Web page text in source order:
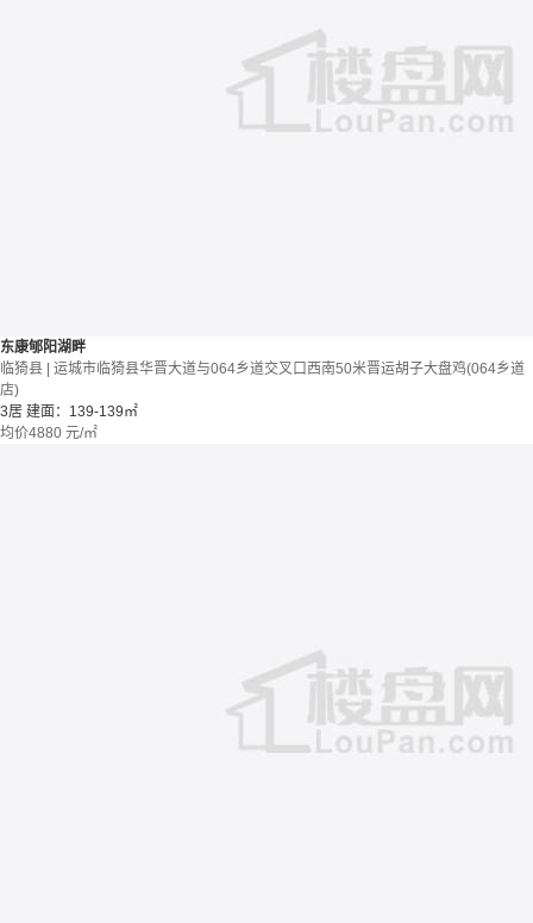
东康郇阳湖畔
临猗县 | 运城市临猗县华晋大道与064乡道交叉口西南50米晋运胡子大盘鸡(064乡道
店)
3居 建面：139-139㎡
均价4880 元/㎡